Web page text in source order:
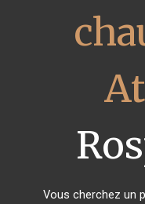
Vous cherchez un